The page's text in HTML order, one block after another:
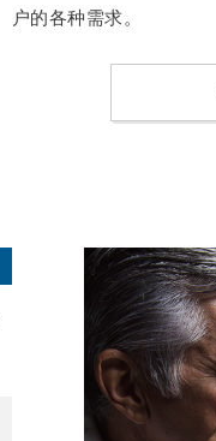
户的各种需求。